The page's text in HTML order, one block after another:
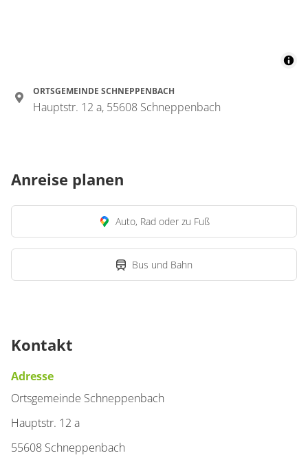
ORTSGEMEINDE SCHNEPPENBACH
Hauptstr. 12 a, 55608 Schneppenbach
Anreise planen
Auto, Rad oder zu Fuß
Bus und Bahn
Kontakt
Adresse
Ortsgemeinde Schneppenbach
Hauptstr. 12 a
55608 Schneppenbach